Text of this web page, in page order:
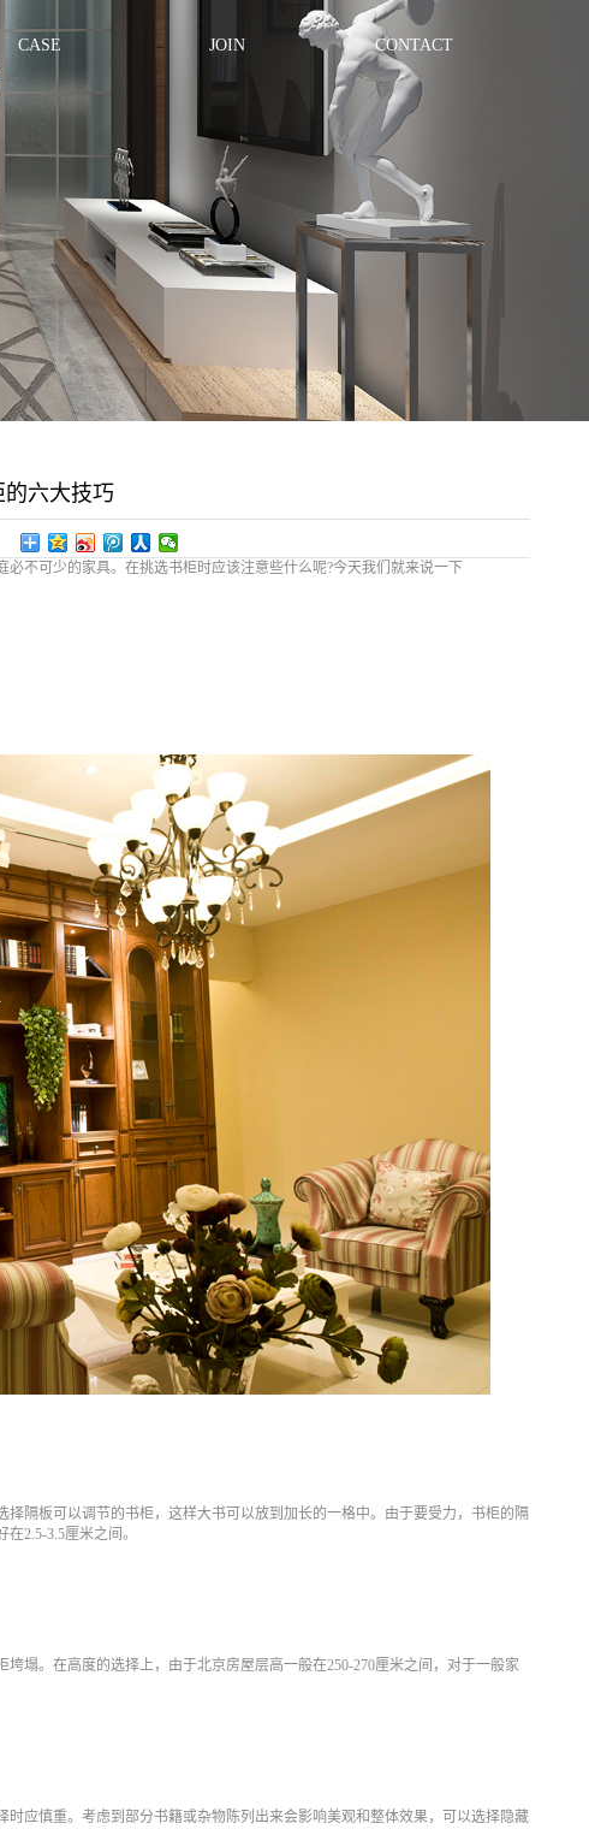
CASE JOIN CONTACT
六大技巧
不可少的家具。在挑选书柜时应该注意些什么呢?今天我们就来说一下
隔板可以调节的书柜，这样大书可以放到加长的一格中。由于要受力，书柜的隔
2.5-3.5厘米之间。
塌。在高度的选择上，由于北京房屋层高一般在250-270厘米之间，对于一般家
应慎重。考虑到部分书籍或杂物陈列出来会影响美观和整体效果，可以选择隐藏